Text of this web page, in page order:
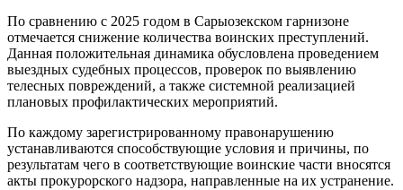
По сравнению с 2025 годом в Сарыозекском гарнизоне
отмечается снижение количества воинских преступлений.
Данная положительная динамика обусловлена проведением
выездных судебных процессов, проверок по выявлению
телесных повреждений, а также системной реализацией
плановых профилактических мероприятий.
По каждому зарегистрированному правонарушению
устанавливаются способствующие условия и причины, по
результатам чего в соответствующие воинские части вносятся
акты прокурорского надзора, направленные на их устранение.